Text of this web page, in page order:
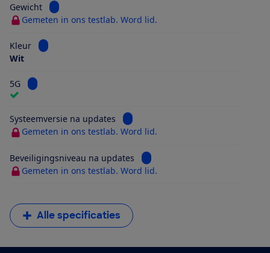
Gewicht
Bekijk informatie voor Gewicht
Gemeten in ons testlab. Word lid.
Kleur
Bekijk informatie voor Kleur
Wit
5G Bekijk informatie voor 5G
Systeemversie na updates
Bekijk informatie voor
Gemeten in ons testlab. Word lid.
Beveiligingsniveau na updates
Bekijk informatie voor
Gemeten in ons testlab. Word lid.
Alle specificaties